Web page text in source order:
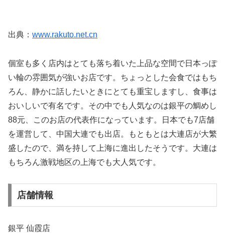
出典： www.rakuto.net.cn
個室も多く店内はとても落ち着いた上品な空間で日本っぽ
い輪の雰囲気が強いお店です。ちょっとした会食ではもち
ろん、静かに話したいときにとても重宝しますし、食事は
おいしいで有名です。その中でも人気なのは銀平の鯛めし
88元、このお店の代表作になっています。日本でも7店舗
を運営して、中国大連でも出店。もともとは大連店が大繁
盛したので、満を持して上海に進出したそうです。大連は
もちろん激戦地区の上海でも大人気です。
店舗情報
銀平 仙霞店